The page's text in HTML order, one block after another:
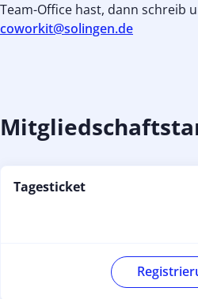
Team-Office hast, dann schreib
coworkit@solingen.de
Tagesticket